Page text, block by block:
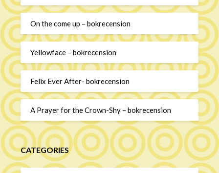
On the come up – bokrecension
Yellowface – bokrecension
Felix Ever After- bokrecension
A Prayer for the Crown-Shy – bokrecension
CATEGORIES